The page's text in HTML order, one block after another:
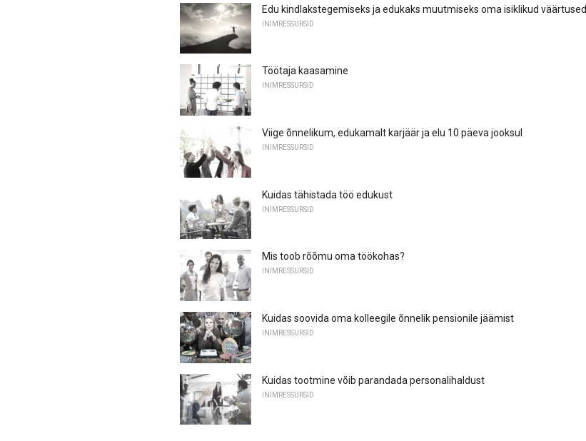
Edu kindlakstegemiseks ja edukaks muutmiseks oma isiklikud väärtused
INIMRESSURSID
Töötaja kaasamine
INIMRESSURSID
Viige õnnelikum, edukamalt karjäär ja elu 10 päeva jooksul
INIMRESSURSID
Kuidas tähistada töö edukust
INIMRESSURSID
Mis toob rõõmu oma töökohas?
INIMRESSURSID
Kuidas soovida oma kolleegile õnnelik pensionile jäämist
INIMRESSURSID
Kuidas tootmine võib parandada personalihaldust
INIMRESSURSID